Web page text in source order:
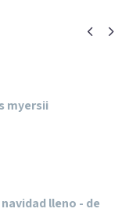
 
myersii
lleno - de